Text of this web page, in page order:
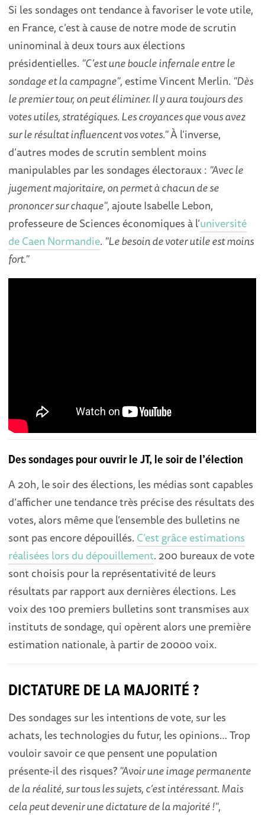
Si les sondages ont tendance à favoriser le vote utile,
en France, c’est à cause de notre mode de scrutin
uninominal à deux tours aux élections
présidentielles. "C’est une boucle infernale entre le
sondage et la campagne", estime Vincent Merlin. "Dès
le premier tour, on peut éliminer. Il y aura toujours des
votes utiles, stratégiques. Les croyances que vous avez
sur le résultat influencent vos votes."À l’inverse,
d’autres modes de scrutin semblent moins
manipulables par les sondages électoraux : "Avec le
jugement majoritaire, on permet à chacun de se
prononcer sur chaque", ajoute Isabelle Lebon,
professeure de Sciences économiques à l’université
de Caen Normandie. "Le besoin de voter utile est moins
fort."
Des sondages pour ouvrir le JT, le soir de l’élection
A 20h, le soir des élections, les médias sont capables
d’afficher une tendance très précise des résultats des
votes, alors même que l’ensemble des bulletins ne
sont pas encore dépouillés. C’est grâce estimations
réalisées lors du dépouillement. 200 bureaux de vote
sont choisis pour la représentativité de leurs
résultats par rapport aux dernières élections. Les
voix des 100 premiers bulletins sont transmises aux
instituts de sondage, qui opèrent alors une première
estimation nationale, à partir de 20000 voix.
DICTATURE DE LA MAJORITÉ ?
Des sondages sur les intentions de vote, sur les
achats, les technologies du futur, les opinions… Trop
vouloir savoir ce que pensent une population
présente-il des risques? "Avoir une image permanente
de la réalité, sur tous les sujets, c’est intéressant. Mais
cela peut devenir une dictature de la majorité !",